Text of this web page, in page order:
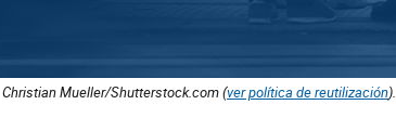
Christian Mueller/Shutterstock.com (ver política de reutilización).